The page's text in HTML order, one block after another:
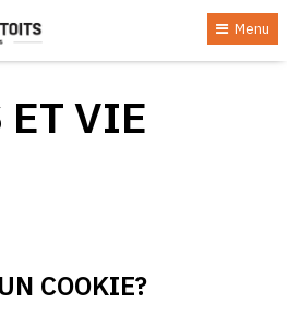
Menu
ET VIE
COOKIE?